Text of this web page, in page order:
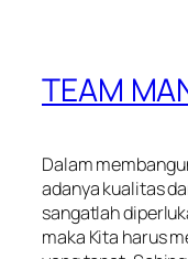
TEAM
Dalam
adanya kualitas
sangatlah
maka Kita harus